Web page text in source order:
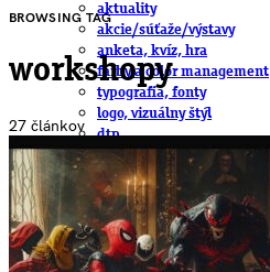
aktuality
akcie/súťaže/výstavy
anketa, kvíz, hra
farby a color management
typografia, fonty
logo, vizuálny štýl
dtp
pre-press, print
obalový dizajn
papier
fotografia
knihy
web
BROWSING TAG
workshopy
27 článkov